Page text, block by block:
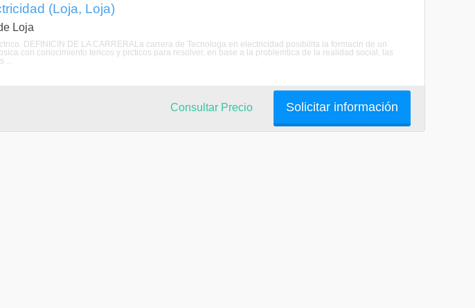
(Loja, Loja)
Loja
DEFINICIN DE LA CARRERALa carrera de Tecnologa en electricidad posibilita la formacin de un
con conocimiento tericos y prcticos para resolver, en base a la problemtica de la realidad social, las
...
Solicitar información
Consultar Precio